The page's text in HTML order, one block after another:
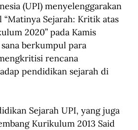
(UPI) menyelenggarakan
Sejarah: Kritik atas
2020” pada Kamis
berkumpul para
rencana
pendidikan sejarah di
Sejarah UPI, yang juga
Kurikulum 2013 Said